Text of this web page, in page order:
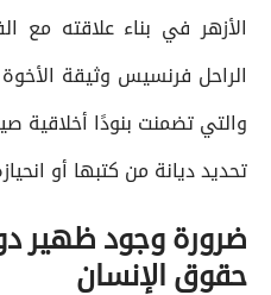
الأزهر في بناء علاقته مع
والتي تضمنت بنودًا
تحديد ديانة من كتبها أو
ضرورة وجود ظهير
حقوق الإنسان